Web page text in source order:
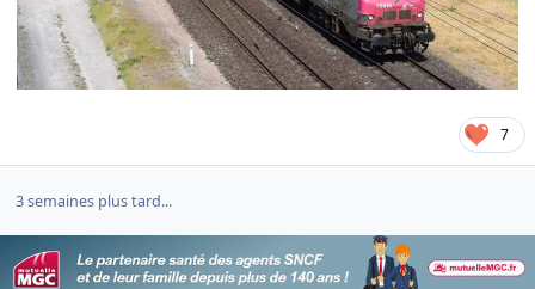
7
3 semaines plus tard...